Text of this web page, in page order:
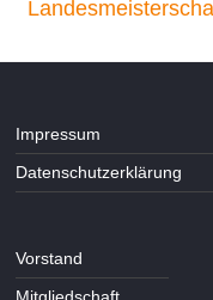
Impressum
Datenschutzerklärung
Vorstand